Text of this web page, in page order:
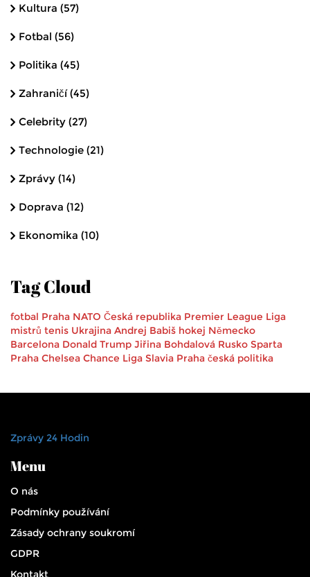
Kultura (57)
Fotbal (56)
Politika (45)
Zahraničí(45)
Celebrity (27)
Technologie (21)
Zprávy (14)
Doprava (12)
Ekonomika (10)
Tag Cloud
fotbal Praha NATO Česká republika Premier League Liga
mistrů tenis Ukrajina Andrej Babiš hokej Německo
Barcelona Donald Trump Jiřina Bohdalová Rusko Sparta
Praha Chelsea Chance Liga Slavia Praha česká politika
Zprávy 24 Hodin
Menu
O nás
Podmínky používání
Zásady ochrany soukromí
GDPR
Kontakt